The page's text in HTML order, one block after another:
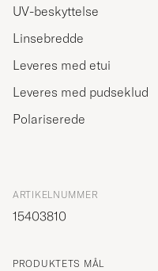
UV-beskyttelse
Linsebredde
Leveres med etui
Leveres med pudseklud
Polariserede
ARTIKELNUMMER
15403810
PRODUKTETS MÅL